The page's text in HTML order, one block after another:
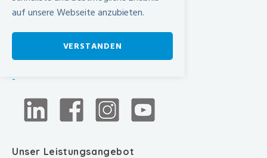
Täglich von 13.30 - 20.00 Uhr
Anfahrt
SBB Online-Fahrplan ›
Wegbeschreibung in Google Maps
Unser Leistungsangebot
auf unsere Webseite anzubieten.
VERSTANDEN
-